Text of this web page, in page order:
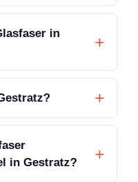
in
in Gestratz?